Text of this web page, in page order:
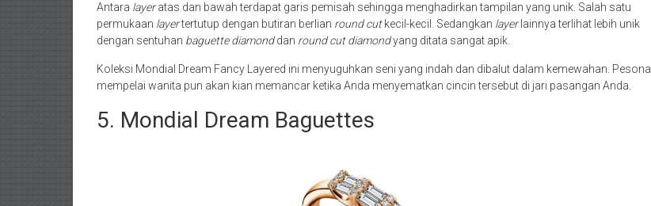
Antara layeratas dan bawah terdapat garis pemisah sehingga menghadirkan tampilan yang unik. Salah satu
permukaan layertertutup dengan butiran berlian round cutkecil-kecil. Sedangkan layer lainnya terlihat lebih unik
dengan sentuhan baguette diamonddan round cut diamondyang ditata sangat apik.
Koleksi Mondial Dream Fancy Layered ini menyuguhkan seni yang indah dan dibalut dalam kemewahan. Pesona
mempelai wanita pun akan kian memancar ketika Anda menyematkan cincin tersebut di jari pasangan Anda.
5. Mondial Dream Baguettes